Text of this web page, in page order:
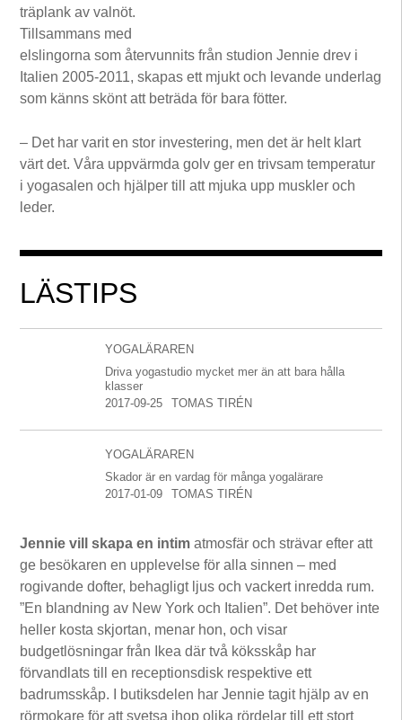
träplank av valnöt.
Tillsammans med
elslingorna som återvunnits från studion Jennie drev i
Italien 2005-2011, skapas ett mjukt och levande underlag
som känns skönt att beträda för bara fötter.
– Det har varit en stor investering, men det är helt klart
värt det. Våra uppvärmda golv ger en trivsam temperatur
i yogasalen och hjälper till att mjuka upp muskler och
leder.
LÄSTIPS
YOGALÄRAREN
Driva yogastudio mycket mer än att bara hålla
klasser
2017-09-25
TOMAS TIRÉN
YOGALÄRAREN
Skador är en vardag för många yogalärare
2017-01-09
TOMAS TIRÉN
Jennie vill skapa en intim atmosfär och strävar efter att
ge besökaren en upplevelse för alla sinnen – med
rogivande dofter, behagligt ljus och vackert inredda rum.
”En blandning av New York och Italien”. Det behöver inte
heller kosta skjortan, menar hon, och visar
budgetlösningar från Ikea där två köksskåp har
förvandlats till en receptionsdisk respektive ett
badrumsskåp. I butiksdelen har Jennie tagit hjälp av en
rörmokare för att svetsa ihop olika rördelar till ett stort